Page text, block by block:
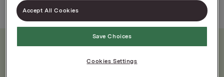
Næringsinnhold
Accept All Cookies
Save Choices
Cookies Settings